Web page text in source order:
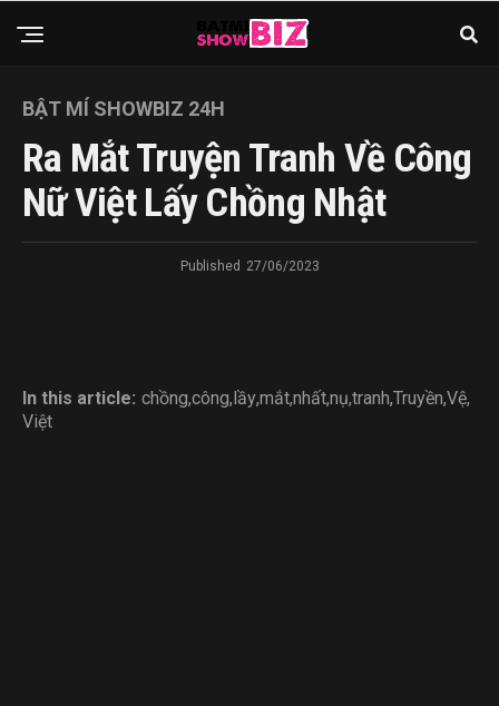
BẬT MÍ SHOWBIZ 24H
Ra Mắt Truyện Tranh Về Công
Nữ Việt Lấy Chồng Nhật
Published 27/06/2023
In this article: chồng,công,lầy,mắt,nhất,nụ,tranh,Truyền,Vệ,
Việt